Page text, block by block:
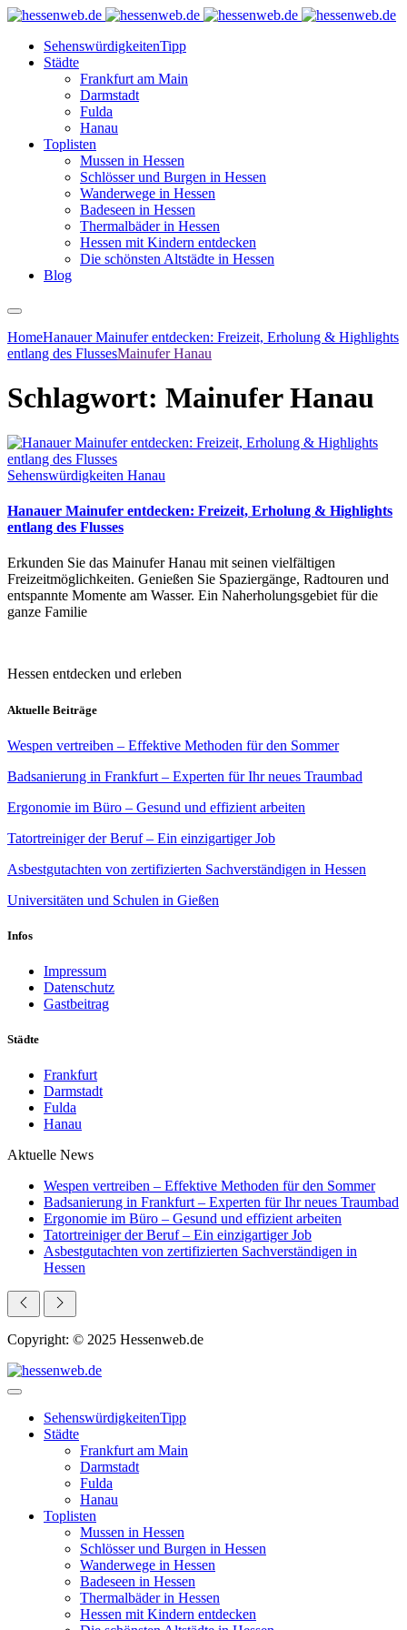
SehenswürdigkeitenTipp
Städte
Frankfurt am Main
Darmstadt
Fulda
Hanau
Toplisten
Mussen in Hessen
Schlösser und Burgen in Hessen
Wanderwege in Hessen
Badeseen in Hessen
Thermalbäder in Hessen
Hessen mit Kindern entdecken
Die schönsten Altstädte in Hessen
Blog
HomeHanauer Mainufer entdecken: Freizeit, Erholung & Highlights
entlang des FlussesMainufer Hanau
Schlagwort: Mainufer Hanau
Sehenswürdigkeiten Hanau
Hanauer Mainufer entdecken: Freizeit, Erholung & Highlights
entlang des Flusses
Erkunden Sie das Mainufer Hanau mit seinen vielfältigen
Freizeitmöglichkeiten. Genießen Sie Spaziergänge, Radtouren und
entspannte Momente am Wasser. Ein Naherholungsgebiet für die
ganze Familie
Hessen entdecken und erleben
Aktuelle Beiträge
Wespen vertreiben – Effektive Methoden für den Sommer
Badsanierung in Frankfurt – Experten für Ihr neues Traumbad
Ergonomie im Büro – Gesund und effizient arbeiten
Tatortreiniger der Beruf – Ein einzigartiger Job
Asbestgutachten von zertifizierten Sachverständigen in Hessen
Universitäten und Schulen in Gießen
Infos
Impressum
Datenschutz
Gastbeitrag
Städte
Frankfurt
Darmstadt
Fulda
Hanau
Aktuelle News
Wespen vertreiben – Effektive Methoden für den Sommer
Badsanierung in Frankfurt – Experten für Ihr neues Traumbad
Ergonomie im Büro – Gesund und effizient arbeiten
Tatortreiniger der Beruf – Ein einzigartiger Job
Asbestgutachten von zertifizierten Sachverständigen in
Hessen
Copyright: © 2025 Hessenweb.de
SehenswürdigkeitenTipp
Städte
Frankfurt am Main
Darmstadt
Fulda
Hanau
Toplisten
Mussen in Hessen
Schlösser und Burgen in Hessen
Wanderwege in Hessen
Badeseen in Hessen
Thermalbäder in Hessen
Hessen mit Kindern entdecken